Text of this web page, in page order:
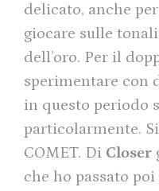
delicato, anche
giocare sulle
dell’oro. Per il
sperimentare con
in questo periodo
particolarmente.
COMET. Di Closer
che ho passato